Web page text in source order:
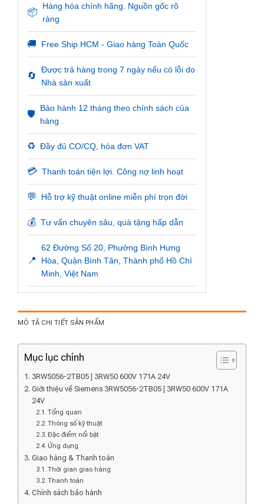
📦
Hàng hóa chính hãng. Nguồn gốc rõ
ràng
🚚 Free Ship HCM - Giao hàng Toàn Quốc
🔄
Được trả hàng trong 7 ngày nếu có lỗi do
Nhà sản xuất
🛡️
Bảo hành 12 tháng theo chính sách của
hàng .
♻️ Đầy đủ CO/CQ, hóa đơn VAT
💳 Thanh toán tiện lợi. Công nợ linh hoạt
💬 Hỗ trợ kỹ thuật online miễn phí trọn đời
💰 Tư vấn chuyên sâu, quà tặng hấp dẫn
📍
62 Đường Số 20, Phường Bình Hưng
Hòa, Quận Bình Tân, Thành phố Hồ Chí
Minh, Việt Nam
MÔ TẢ CHI TIẾT SẢN PHẨM
Mục lục chính
3RW5056-2TB05 | 3RW50 600V 171A 24V
Giới thiệu về Siemens 3RW5056-2TB05 | 3RW50 600V 171A
24V
Tổng quan
Thông số kỹ thuật
Đặc điểm nổi bật
Ứng dụng
Giao hàng & Thanh toán
Thời gian giao hàng
Thanh toán
Chính sách bảo hành